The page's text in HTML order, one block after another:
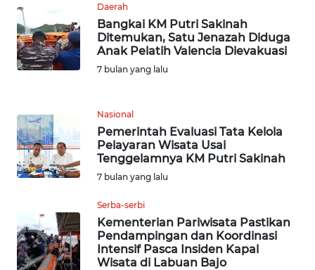
Daerah
Bangkai KM Putri Sakinah
Ditemukan, Satu Jenazah Diduga
Anak Pelatih Valencia Dievakuasi
7 bulan yang lalu
Nasional
Pemerintah Evaluasi Tata Kelola
Pelayaran Wisata Usai
Tenggelamnya KM Putri Sakinah
7 bulan yang lalu
Serba-serbi
Kementerian Pariwisata Pastikan
Pendampingan dan Koordinasi
Intensif Pasca Insiden Kapal
Wisata di Labuan Bajo
MEDIA
SIBER
REDAKSI
DISCLAIMER
Wahana
WN
SUMUT